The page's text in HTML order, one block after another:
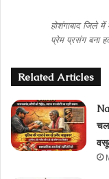
होशंगाबाद जिले में
प्रेम प्रसंग बना
Related Articles
चल